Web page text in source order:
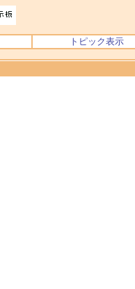
トピック表示